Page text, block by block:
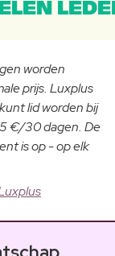
worden
prijs. Luxplus
lid worden bij
€/30 dagen. De
is op - op elk